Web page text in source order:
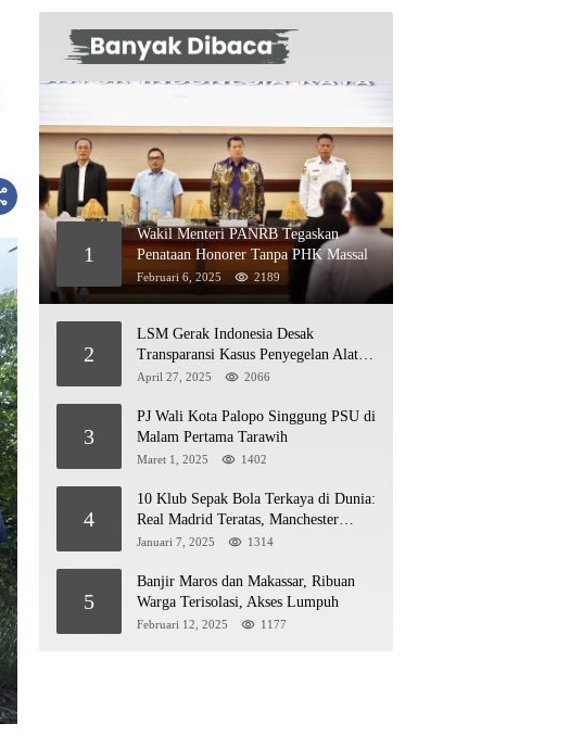
1
Wakil Menteri PANRB Tegaskan
Penataan Honorer Tanpa PHK Massal
Februari 6, 2025 2189
2
LSM Gerak Indonesia Desak
Transparansi Kasus Penyegelan Alat
Berat di Jetty PT Kasmar 2
April 27, 2025 2066
3
PJ Wali Kota Palopo Singgung PSU di
Malam Pertama Tarawih
Maret 1, 2025 1402
4
10 Klub Sepak Bola Terkaya di Dunia:
Real Madrid Teratas, Manchester
United Mengejar!
Januari 7, 2025 1314
5
Banjir Maros dan Makassar, Ribuan
Warga Terisolasi, Akses Lumpuh
Februari 12, 2025 1177